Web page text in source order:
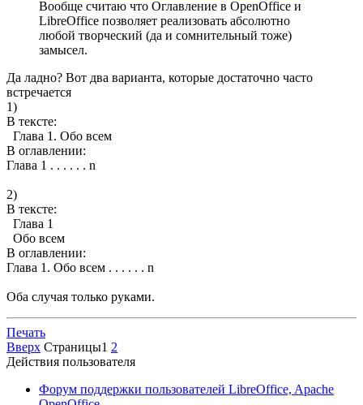
Вообще считаю что Оглавление в OpenOffice и
LibreOffice позволяет реализовать абсолютно
любой творческий (да и сомнительный тоже)
замысел.
Да ладно? Вот два варианта, которые достаточно часто
встречается
1)
В тексте:
Глава 1. Обо всем
В оглавлении:
Глава 1 . . . . . . n
2)
В тексте:
Глава 1
Обо всем
В оглавлении:
Глава 1. Обо всем . . . . . . n
Оба случая только руками.
Печать
Вверх Страницы1 2
Действия пользователя
Форум поддержки пользователей LibreOffice, Apache